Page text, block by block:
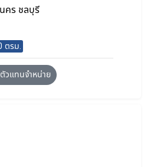
คร ชลบุรี
ตรม.
วแทนจำหน่าย